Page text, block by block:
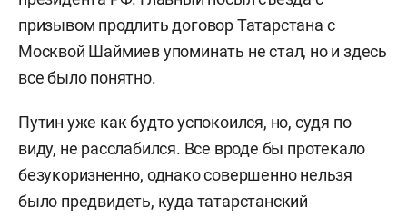
призывом продлить договор Татарстана с
Москвой Шаймиев упоминать не стал, но и здесь
все было понятно.
Путин уже как будто успокоился, но, судя по
виду, не расслабился. Все вроде бы протекало
безукоризненно, однако совершенно нельзя
было предвидеть, куда татарстанский